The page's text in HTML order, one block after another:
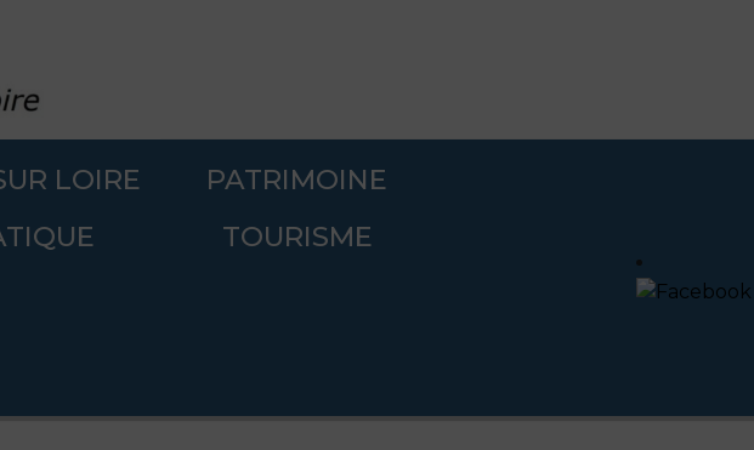
LOIRE
PATRIMOINE
TOURISME
lors des manifestations et